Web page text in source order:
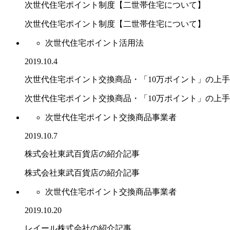
次世代住宅ポイント制度【二世帯住宅について】
次世代住宅ポイント制度【二世帯住宅について】
次世代住宅ポイント活用法
2019.10.4
次世代住宅ポイント交換商品・「10万ポイント」の上
次世代住宅ポイント交換商品・「10万ポイント」の上
次世代住宅ポイント交換商品事業者
2019.10.7
株式会社東武百貨店の紹介記事
株式会社東武百貨店の紹介記事
次世代住宅ポイント交換商品事業者
2019.10.20
レイール株式会社の紹介記事